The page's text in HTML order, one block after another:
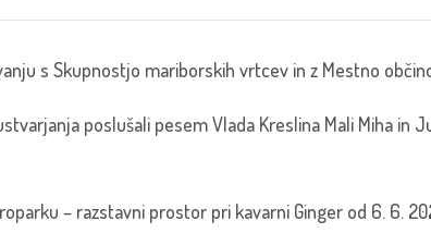
s Skupnostjo mariborskih vrtcev in z Mestno
poslušali pesem Vlada Kreslina Mali Miha in
– razstavni prostor pri kavarni Ginger od 6. 6.